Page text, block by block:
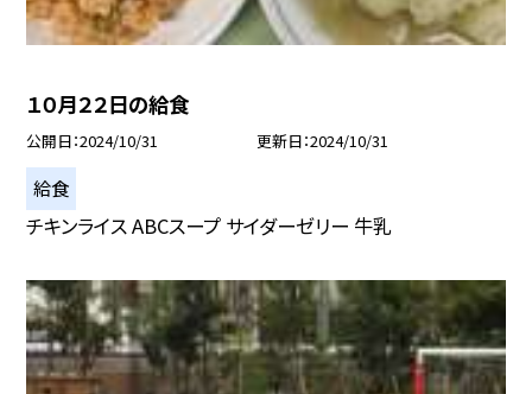
１０月２２日の給食
公開日 2024/10/31 更新日 2024/10/31
給食
チキンライス ABCスープ サイダーゼリー 牛乳